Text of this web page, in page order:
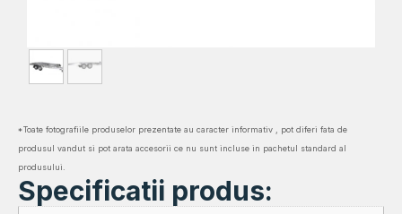
*Toate fotografiile produselor prezentate au caracter informativ , pot diferi fata de
produsul vandut si pot arata accesorii ce nu sunt incluse in pachetul standard al
produsului.
Specificatii produs: